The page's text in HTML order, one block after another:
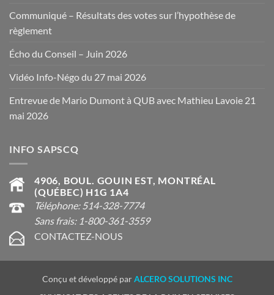
Communiqué – Résultats des votes sur l’hypothèse de
règlement
Écho du Conseil – Juin 2026
Vidéo Info-Négo du 27 mai 2026
Entrevue de Mario Dumont à QUB avec Mathieu Lavoie 21
mai 2026
INFO SAPSCQ
4906, BOUL. GOUIN EST, MONTRÉAL
(QUÉBEC) H1G 1A4
Téléphone: 514-328-7774
Sans frais: 1-800-361-3559
CONTACTEZ-NOUS
Conçu et développé parALCERO SOLUTIONS INC